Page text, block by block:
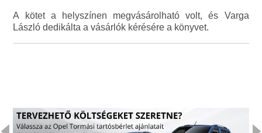
A kötet a helyszínen megvásárolható volt, és Varga
László dedikálta a vásárlók kérésére a könyvet.